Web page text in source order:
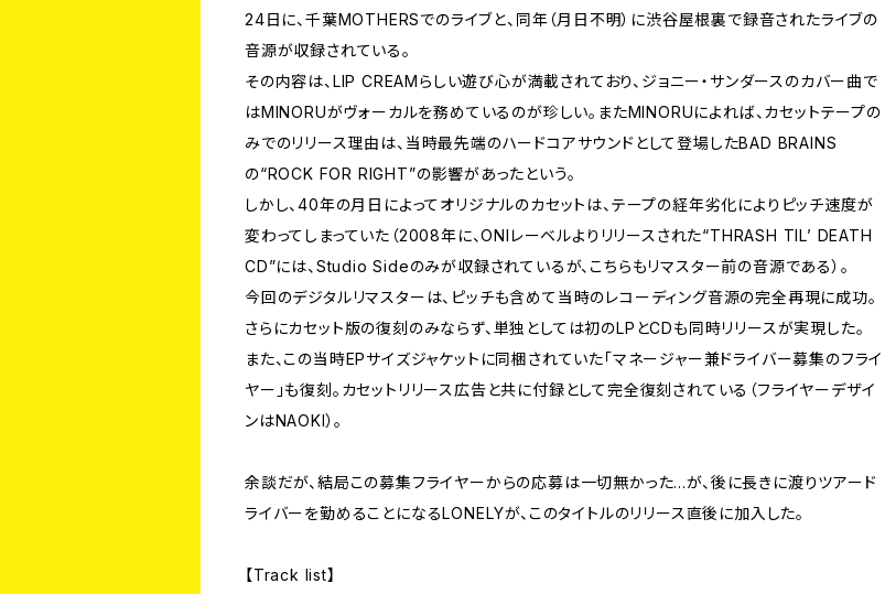
24日に、千葉MOTHERSでのライブと、同年（月日不明）に渋谷屋根裏で録音されたライブの
音源が収録されている。
その内容は、LIP CREAMらしい遊び心が満載されており、ジョニー・サンダースのカバー曲で
はMINORUがヴォーカルを務めているのが珍しい。またMINORUによれば、カセットテープの
みでのリリース理由は、当時最先端のハードコアサウンドとして登場したBAD BRAINS
の“ROCK FOR RIGHT”の影響があったという。
しかし、40年の月日によってオリジナルのカセットは、テープの経年劣化によりピッチ速度が
変わってしまっていた（2008年に、ONIレーベルよりリリースされた“THRASH TIL’ DEATH
CD”には、Studio Sideのみが収録されているが、こちらもリマスター前の音源である）。
今回のデジタルリマスターは、ピッチも含めて当時のレコーディング音源の完全再現に成功。
さらにカセット版の復刻のみならず、単独としては初のLPとCDも同時リリースが実現した。
また、この当時EPサイズジャケットに同梱されていた「マネージャー兼ドライバー募集のフライ
ヤー」も復刻。カセットリリース広告と共に付録として完全復刻されている（フライヤーデザイ
ンはNAOKI）。
余談だが、結局この募集フライヤーからの応募は一切無かった…が、後に長きに渡りツアード
ライバーを勤めることになるLONELYが、このタイトルのリリース直後に加入した。
【Track list】